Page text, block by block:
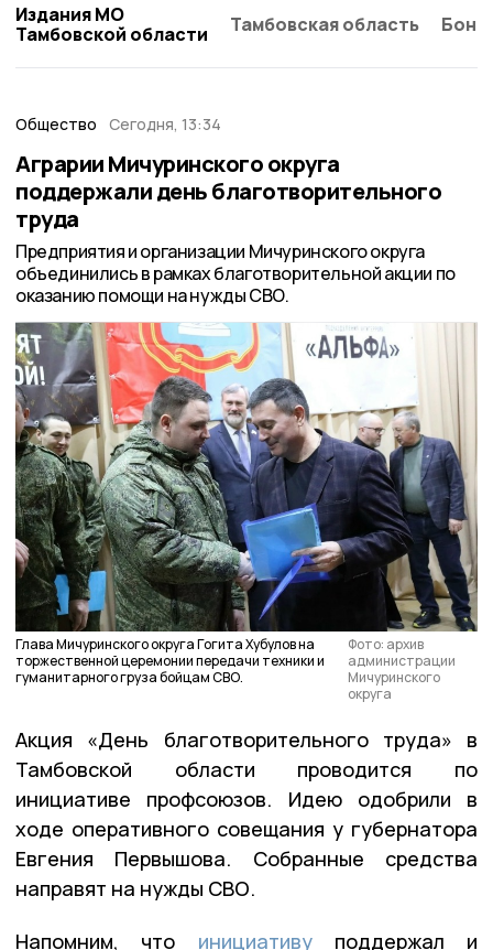
Издания МО
Тамбовской области
Тамбовская область
Общество Сегодня, 13:34
Аграрии Мичуринского округа
поддержали день благотворительного
труда
Предприятия и организации Мичуринского округа
объединились в рамках благотворительной акции по
оказанию помощи на нужды СВО.
Глава Мичуринского округа Гогита Хубулов на
торжественной церемонии передачи техники и
гуманитарного груза бойцам СВО.
Фото: архив
администрации
Мичуринского
округа
Акция «День благотворительного труда» в
Тамбовской области проводится по
инициативе профсоюзов. Идею одобрили в
ходе оперативного совещания у губернатора
Евгения Первышова. Собранные средства
направят на нужды СВО.
Напомним, что инициативуподдержал и